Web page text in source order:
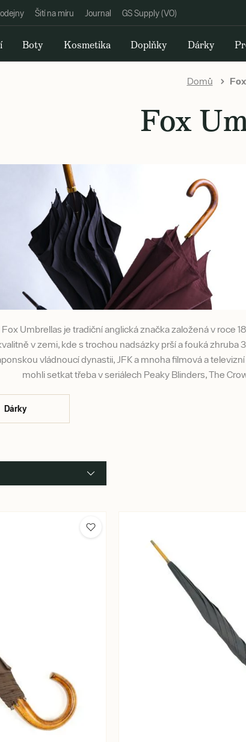
Šití na míru Journal GS Supply (VO)
Boty Kosmetika Doplňky Dárky
Domů
Fox
Fox Umbrellas je tradiční anglická značka založená v roce
v zemi, kde s trochou nadsázky prší a fouká zhruba
vládnoucí dynastii, JFK a mnoha filmová a
mohli setkat třeba v seriálech Peaky Blinders, The
Dárky